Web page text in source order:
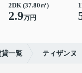
2DK (37.80㎡)
2.9万円
貸一覧 ティザンヌ